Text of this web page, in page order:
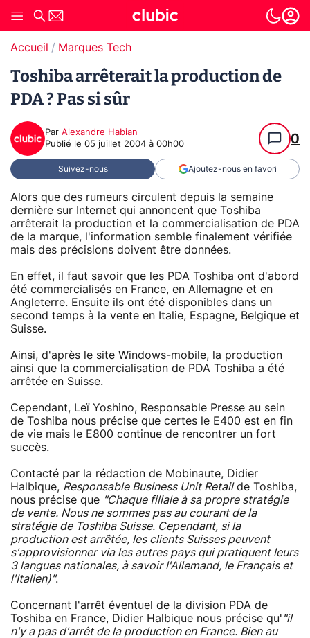
Accueil Marques Tech
Toshiba arrêterait la production de
PDA ? Pas si sûr
Par Alexandre Habian
Publié le 05 juillet 2004 à 00h00 0
Suivez-nous Ajoutez-nous en favori
Alors que des rumeurs circulent depuis la semaine
dernière sur Internet qui annoncent que Toshiba
arrêterait la production et la commercialisation de PDA
de la marque, l'information semble finalement vérifiée
mais des précisions doivent être données.
En effet, il faut savoir que les PDA Toshiba ont d'abord
été commercialisés en France, en Allemagne et en
Angleterre. Ensuite ils ont été disponibles dans un
second temps à la vente en Italie, Espagne, Belgique et
Suisse.
Ainsi, d'après le site Windows-mobile, la production
ainsi que la commercialisation de PDA Toshiba a été
arrêtée en Suisse.
Cependant, Leï Yoshino, Responsable Presse au sein
de Toshiba nous précise que certes le E400 est en fin
de vie mais le E800 continue de rencontrer un fort
succès.
Contacté par la rédaction de Mobinaute, Didier
Halbique, Responsable Business Unit Retailde Toshiba,
nous précise que "Chaque filiale à sa propre stratégie
de vente. Nous ne sommes pas au courant de la
stratégie de Toshiba Suisse. Cependant, si la
production est arrêtée, les clients Suisses peuvent
s'approvisionner via les autres pays qui pratiquent leurs
3 langues nationales, à savoir l'Allemand, le Français et
l'Italien)".
Concernant l'arrêt éventuel de la division PDA de
Toshiba en France, Didier Halbique nous précise qu' "il
n'y a pas d'arrêt de la production en France. Bien au